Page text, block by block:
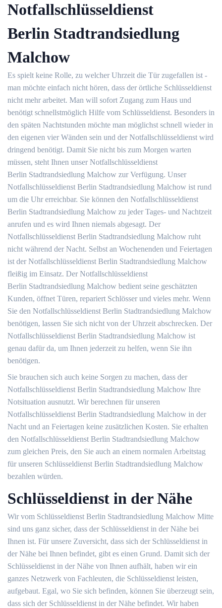
Notfallschlüsseldienst
Berlin Stadtrandsiedlung
Malchow
Es spielt keine Rolle, zu welcher Uhrzeit die Tür zugefallen ist -
man möchte einfach nicht hören, dass der örtliche Schlüsseldienst
nicht mehr arbeitet. Man will sofort Zugang zum Haus und
benötigt schnellstmöglich Hilfe vom Schlüsseldienst. Besonders in
den späten Nachtstunden möchte man möglichst schnell wieder in
den eigenen vier Wänden sein und der Notfallschlüsseldienst wird
dringend benötigt. Damit Sie nicht bis zum Morgen warten
müssen, steht Ihnen unser Notfallschlüsseldienst
Berlin Stadtrandsiedlung Malchow zur Verfügung. Unser
Notfallschlüsseldienst Berlin Stadtrandsiedlung Malchow ist rund
um die Uhr erreichbar. Sie können den Notfallschlüsseldienst
Berlin Stadtrandsiedlung Malchow zu jeder Tages- und Nachtzeit
anrufen und es wird Ihnen niemals abgesagt. Der
Notfallschlüsseldienst Berlin Stadtrandsiedlung Malchow ruht
nicht während der Nacht. Selbst an Wochenenden und Feiertagen
ist der Notfallschlüsseldienst Berlin Stadtrandsiedlung Malchow
fleißig im Einsatz. Der Notfallschlüsseldienst
Berlin Stadtrandsiedlung Malchow bedient seine geschätzten
Kunden, öffnet Türen, repariert Schlösser und vieles mehr. Wenn
Sie den Notfallschlüsseldienst Berlin Stadtrandsiedlung Malchow
benötigen, lassen Sie sich nicht von der Uhrzeit abschrecken. Der
Notfallschlüsseldienst Berlin Stadtrandsiedlung Malchow ist
genau dafür da, um Ihnen jederzeit zu helfen, wenn Sie ihn
benötigen.
Sie brauchen sich auch keine Sorgen zu machen, dass der
Notfallschlüsseldienst Berlin Stadtrandsiedlung Malchow Ihre
Notsituation ausnutzt. Wir berechnen für unseren
Notfallschlüsseldienst Berlin Stadtrandsiedlung Malchow in der
Nacht und an Feiertagen keine zusätzlichen Kosten. Sie erhalten
den Notfallschlüsseldienst Berlin Stadtrandsiedlung Malchow
zum gleichen Preis, den Sie auch an einem normalen Arbeitstag
für unseren Schlüsseldienst Berlin Stadtrandsiedlung Malchow
bezahlen würden.
Schlüsseldienst in der Nähe
Wir vom Schlüsseldienst Berlin Stadtrandsiedlung Malchow Mitte
sind uns ganz sicher, dass der Schlüsseldienst in der Nähe bei
Ihnen ist. Für unsere Zuversicht, dass sich der Schlüsseldienst in
der Nähe bei Ihnen befindet, gibt es einen Grund. Damit sich der
Schlüsseldienst in der Nähe von Ihnen aufhält, haben wir ein
ganzes Netzwerk von Fachleuten, die Schlüsseldienst leisten,
aufgebaut. Egal, wo Sie sich befinden, können Sie überzeugt sein,
dass sich der Schlüsseldienst in der Nähe befindet. Wir haben